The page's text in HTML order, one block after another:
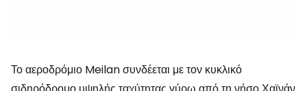
Το αεροδρόμιο Meilan συνδέεται με τον κυκλικό